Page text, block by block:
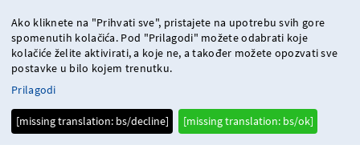
Ako kliknete na "Prihvati sve", pristajete na upotrebu svih gore
spomenutih kolačića. Pod "Prilagodi" možete odabrati koje
kolačiće želite aktivirati, a koje ne, a također možete opozvati sve
postavke u bilo kojem trenutku.
Prilagodi
[missing translation: bs/decline] [missing translation: bs/ok]